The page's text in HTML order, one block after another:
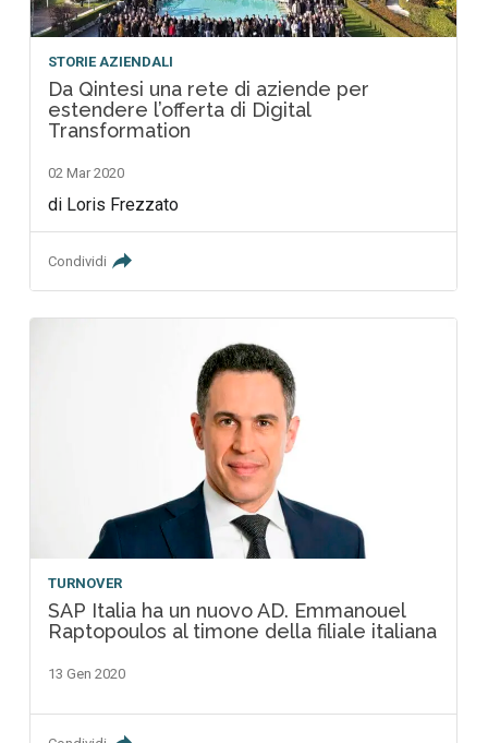
STORIE AZIENDALI
Da Qintesi una rete di aziende per
estendere l’offerta di Digital
Transformation
02 Mar 2020
di Loris Frezzato
Condividi
TURNOVER
SAP Italia ha un nuovo AD. Emmanouel
Raptopoulos al timone della filiale italiana
13 Gen 2020